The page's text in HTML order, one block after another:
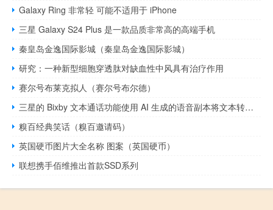
Galaxy Ring 非常轻 可能不适用于 iPhone
三星 Galaxy S24 Plus 是一款品质非常高的高端手机
秦皇岛金逸国际影城（秦皇岛金逸国际影城）
研究：一种新型细胞穿透肽对缺血性中风具有治疗作用
赛尔号布莱克拟人（赛尔号布尔德）
三星的 Bixby 文本通话功能使用 AI 生成的语音副本将文本转换为语音
糗百经典笑话（糗百邀请码）
英国硬币图片大全名称 图案（英国硬币）
联想携手佰维推出首款SSD系列